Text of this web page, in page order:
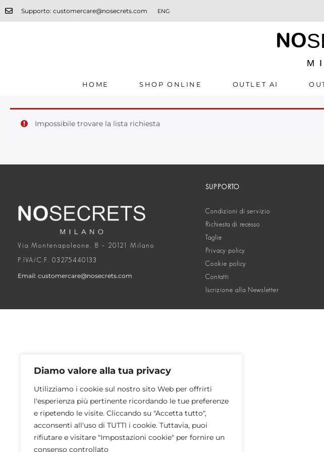
Diamo valore alla tua privacy
Utilizziamo i cookie sul nostro sito Web per offrirti
l'esperienza più pertinente ricordando le tue preferenze
e ripetendo le visite. Cliccando su "Accetta tutto",
acconsenti all'uso di TUTTI i cookie. Tuttavia, puoi
rifiutare e visitare "Impostazioni cookie" per fornire un
consenso controllato
Supporto: customercare@nosecrets.com ENG
NO
HOME SHOP ONLINE OUTLET AI
Impossibile trovare la lista richiesta
Via Montenapoleone, 8 – 20121 Milano
P.IVA/C.F. 03275440133
Email: customercare@nosecrets.com
SUPPORTO
Condizioni di servizio
Richiesta di recesso
Taglie
Privacy policy
Cookie policy
Contatti
Iscrizione alla Newsletter